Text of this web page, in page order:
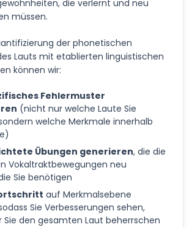
die verlernt und neu
müssen.
der phonetischen
Lauts mit etablierten linguistischen
können wir:
Fehlermuster
(nicht nur welche Laute Sie
welche Merkmale innerhalb
Übungen generieren, die die
Vokaltraktbewegungen neu
Sie benötigen
auf Merkmalsebene
Sie Verbesserungen sehen,
Sie den gesamten Laut beherrschen